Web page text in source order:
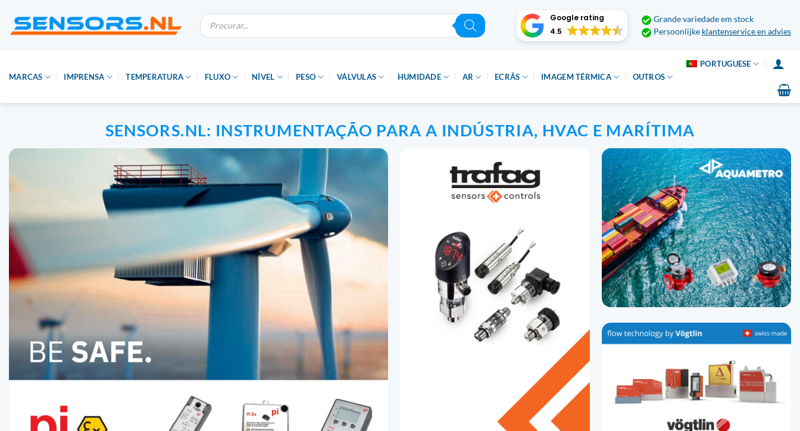
para
Pesquisa
produtos
Google rating
4.5
Grande variedade em stock
Persoonlijke klantenservice en advies
MARCAS IMPRENSA TEMPERATURA FLUXO NÍVEL PESO VÁLVULAS HUMIDADE AR ECRÃS IMAGEM TÉRMICA OUTROS
PORTUGUESE
SENSORS.NL: INSTRUMENTAÇÃO PARA A INDÚSTRIA, HVAC E MARÍTIMA